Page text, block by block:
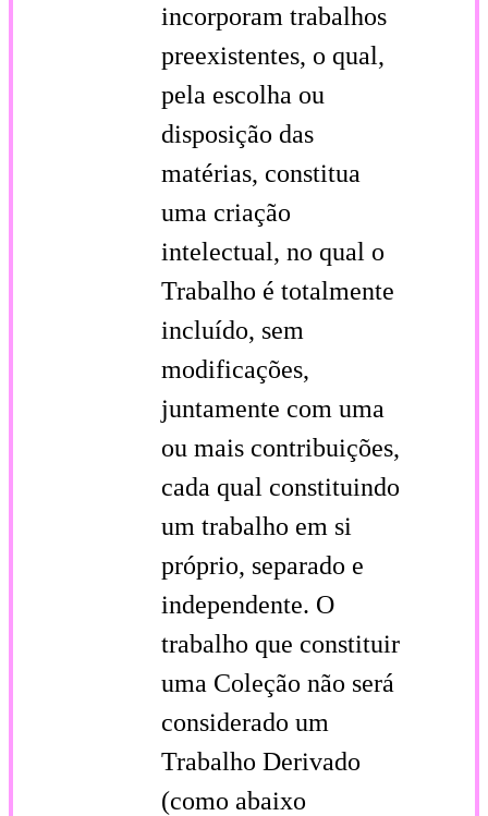
incorporam trabalhos
preexistentes, o qual,
pela escolha ou
disposição das
matérias, constitua
uma criação
intelectual, no qual o
Trabalho é totalmente
incluído, sem
modificações,
juntamente com uma
ou mais contribuições,
cada qual constituindo
um trabalho em si
próprio, separado e
independente. O
trabalho que constituir
uma Coleção não será
considerado um
Trabalho Derivado
(como abaixo